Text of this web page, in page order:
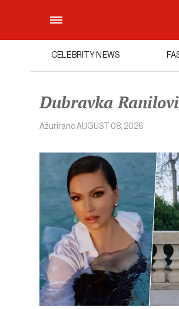
CELEBRITY NEWS
Dubravka
AžuriranoAUGUST 08, 2026